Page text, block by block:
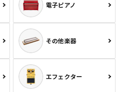
電子ピアノ
その他楽器
エフェクター